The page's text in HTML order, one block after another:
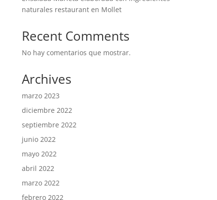
naturales restaurant en Mollet
Recent Comments
No hay comentarios que mostrar.
Archives
marzo 2023
diciembre 2022
septiembre 2022
junio 2022
mayo 2022
abril 2022
marzo 2022
febrero 2022